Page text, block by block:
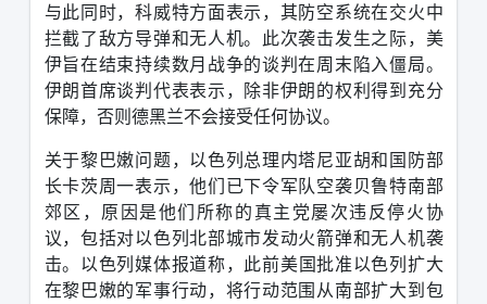
与此同时，科威特方面表示，其防空系统在交火中
拦截了敌方导弹和无人机。此次袭击发生之际，美
伊旨在结束持续数月战争的谈判在周末陷入僵局。
伊朗首席谈判代表表示，除非伊朗的权利得到充分
保障，否则德黑兰不会接受任何协议。
关于黎巴嫩问题，以色列总理内塔尼亚胡和国防部
长卡茨周一表示，他们已下令军队空袭贝鲁特南部
郊区，原因是他们所称的真主党屡次违反停火协
议，包括对以色列北部城市发动火箭弹和无人机袭
击。 以色列媒体报道称，此前美国批准以色列扩大
在黎巴嫩的军事行动，将行动范围从南部扩大到包